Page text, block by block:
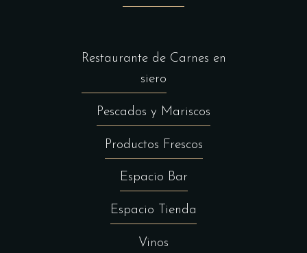
Restaurante de Carnes en
siero
Pescados y Mariscos
Productos Frescos
Espacio Bar
Espacio Tienda
Vinos